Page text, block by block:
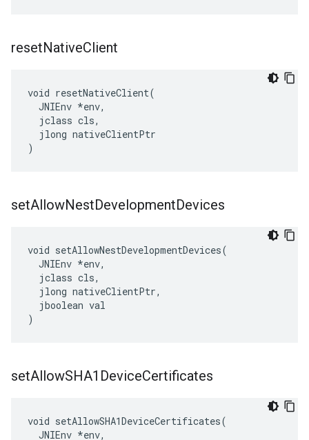
resetNativeClient
void resetNativeClient(
  JNIEnv *env,
  jclass cls,
  jlong nativeClientPtr
)
setAllowNestDevelopmentDevices
void setAllowNestDevelopmentDevices(
  JNIEnv *env,
  jclass cls,
  jlong nativeClientPtr,
  jboolean val
)
setAllowSHA1DeviceCertificates
void setAllowSHA1DeviceCertificates(
  JNIEnv *env,